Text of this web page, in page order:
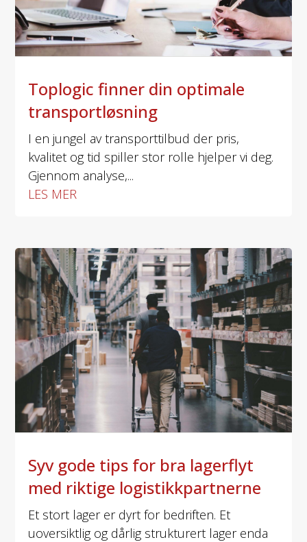
Toplogic finner din optimale
transportløsning
I en jungel av transporttilbud der pris,
kvalitet og tid spiller stor rolle hjelper vi deg.
Gjennom analyse,...
LES MER
Syv gode tips for bra lagerflyt
med riktige logistikkpartnerne
Et stort lager er dyrt for bedriften. Et
uoversiktlig og dårlig strukturert lager enda